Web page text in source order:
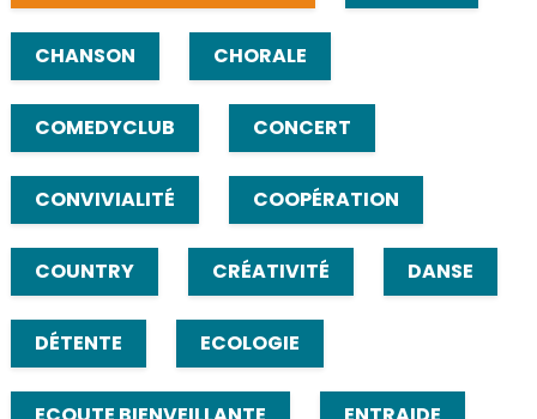
CHANSON CHORALE
COMEDYCLUB CONCERT
CONVIVIALITÉ COOPÉRATION
COUNTRY CRÉATIVITÉ DANSE
DÉTENTE ECOLOGIE